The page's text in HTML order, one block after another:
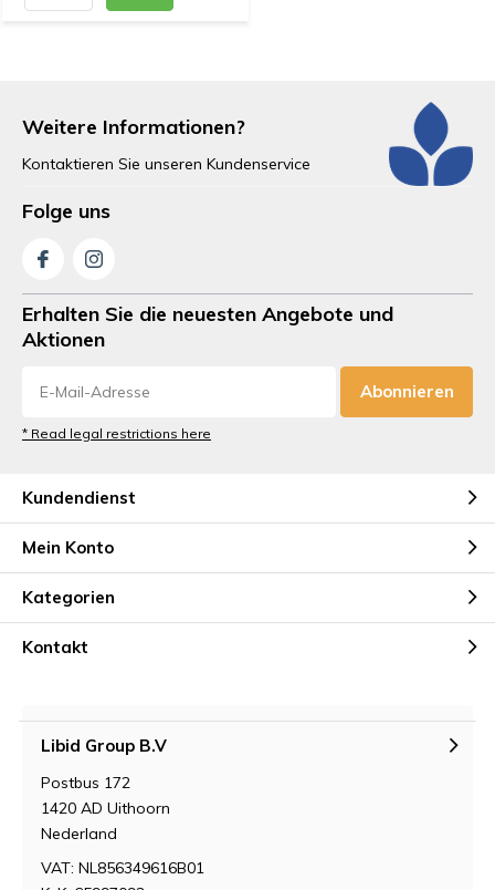
Weitere Informationen?
Kontaktieren Sie unseren Kundenservice
Folge uns
Erhalten Sie die neuesten Angebote und
Aktionen
Abonnieren
* Read legal restrictions here
Kundendienst
Mein Konto
Kategorien
Kontakt
Libid Group B.V
Postbus 172
1420 AD Uithoorn
Nederland
VAT: NL856349616B01